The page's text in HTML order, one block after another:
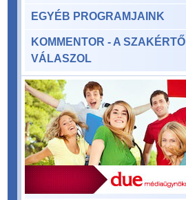
EGYÉB PROGRAMJAINK
KOMMENTOR - A SZAKÉRTŐ
VÁLASZOL